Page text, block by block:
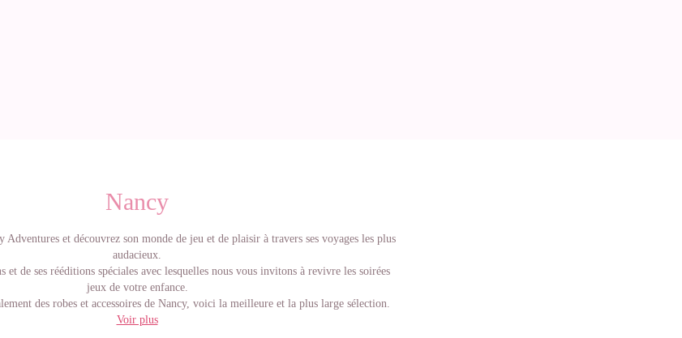
Nancy
Adventures et découvrez son monde de jeu et de plaisir à travers ses voyages les plus
audacieux.
et de ses rééditions spéciales avec lesquelles nous vous invitons à revivre les soirées
jeux de votre enfance.
des robes et accessoires de Nancy, voici la meilleure et la plus large sélection.
Tout de la marque Nancy de Famosa à votre disposition!
Voir plus